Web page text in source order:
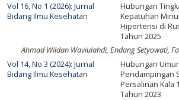
Vol 16, No 1 (2026): Jurnal
Bidang Ilmu Kesehatan
Hubungan
Kepatuhan
Hipertensi di
Tahun 2025
Ahmad Wildan Waviulahdi, Endang Setyowati,
Vol 14, No 3 (2024): Jurnal
Bidang Ilmu Kesehatan
Hubungan
Pendampingan
Persalinan Kala
Tahun 2023